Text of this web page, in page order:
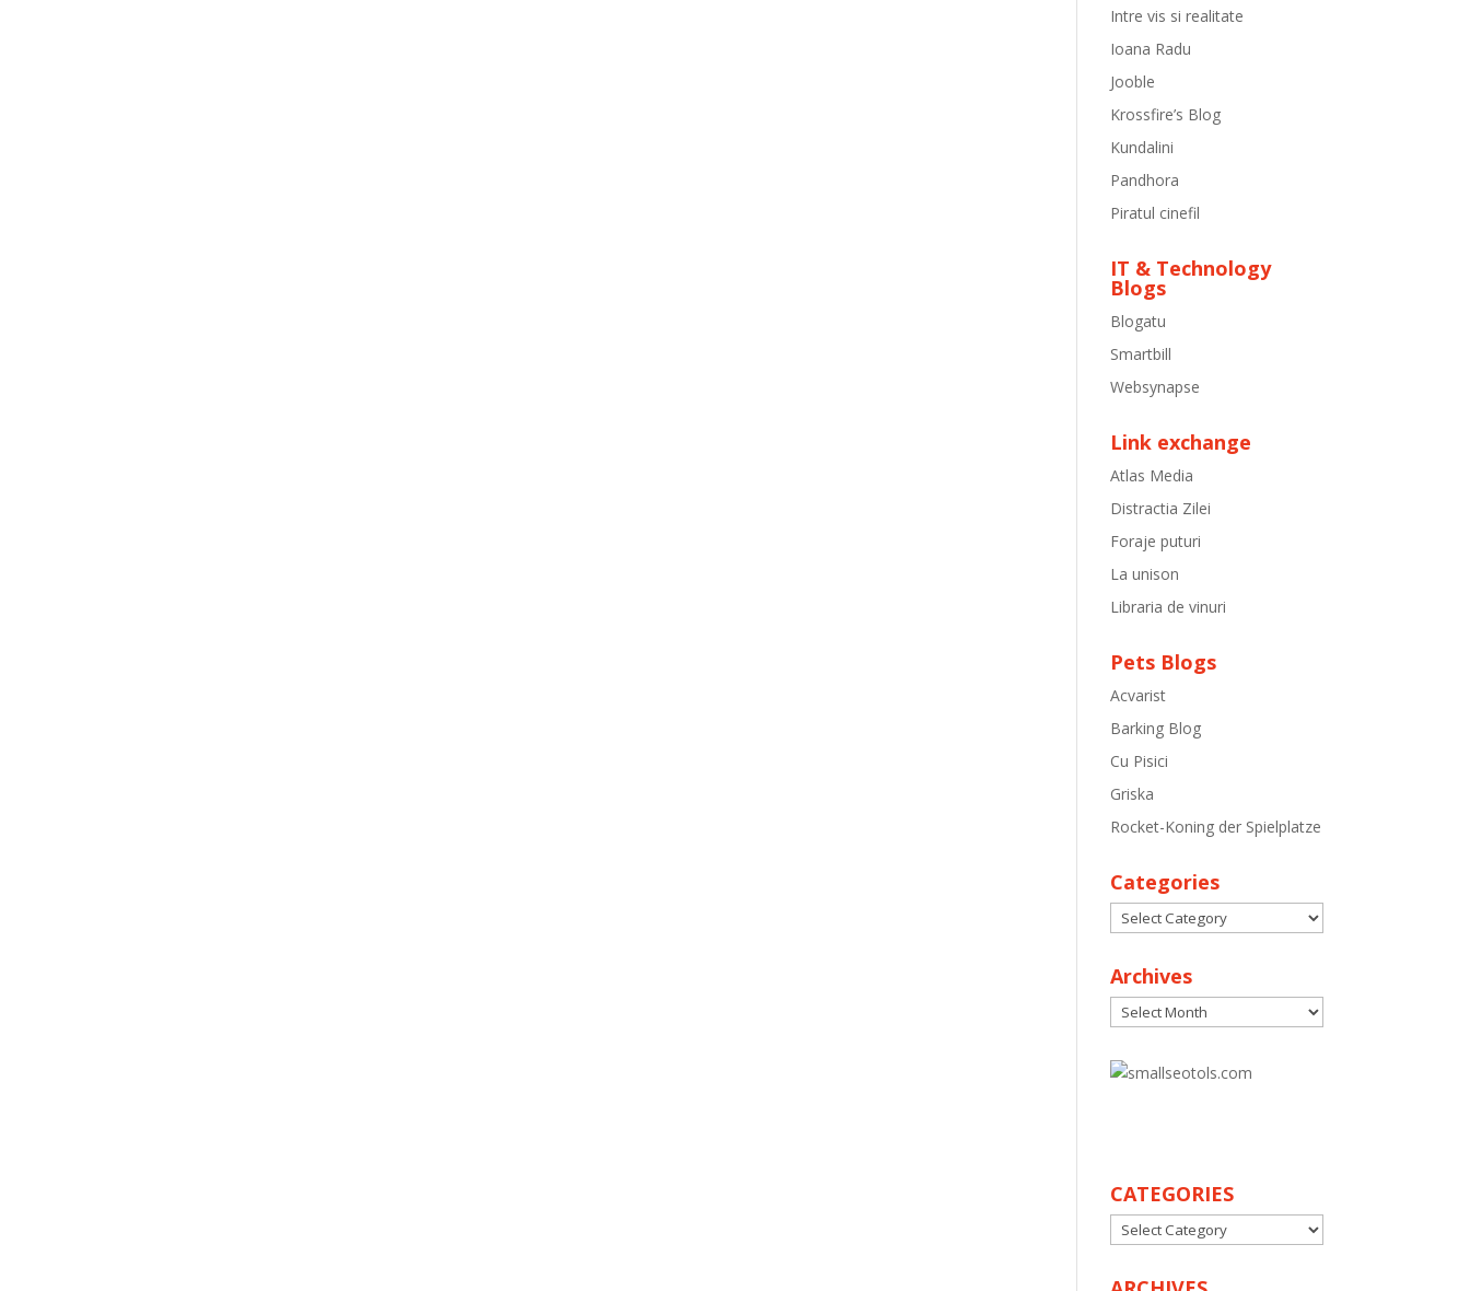
Intre vis si realitate
Ioana Radu
Jooble
Krossfire’s Blog
Kundalini
Pandhora
Piratul cinefil
IT & Technology
Blogs
Blogatu
Smartbill
Websynapse
Link exchange
Atlas Media
Distractia Zilei
Foraje puturi
La unison
Libraria de vinuri
Pets Blogs
Acvarist
Barking Blog
Cu Pisici
Griska
Rocket-Koning der Spielplatze
Categories
Categories
Archives
Archives
CATEGORIES
CATEGORIES